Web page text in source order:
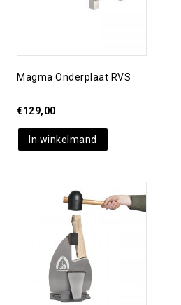
Magma Onderplaat RVS
€129,00
In winkelmand